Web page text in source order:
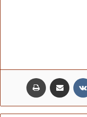
مشاركة عبر البريد